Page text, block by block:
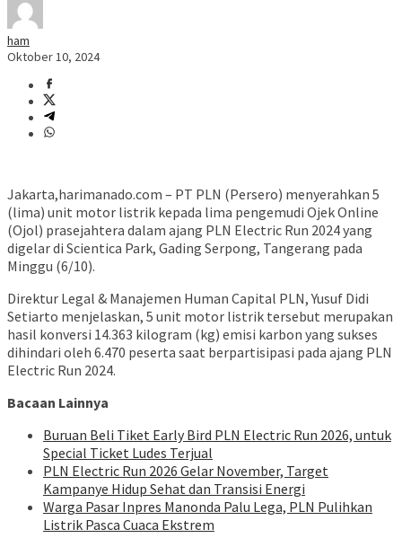
ham
Oktober 10, 2024
Jakarta,harimanado.com – PT PLN (Persero) menyerahkan 5
(lima) unit motor listrik kepada lima pengemudi Ojek Online
(Ojol) prasejahtera dalam ajang PLN Electric Run 2024 yang
digelar di Scientica Park, Gading Serpong, Tangerang pada
Minggu (6/10).
Direktur Legal & Manajemen Human Capital PLN, Yusuf Didi
Setiarto menjelaskan, 5 unit motor listrik tersebut merupakan
hasil konversi 14.363 kilogram (kg) emisi karbon yang sukses
dihindari oleh 6.470 peserta saat berpartisipasi pada ajang PLN
Electric Run 2024.
Bacaan Lainnya
Buruan Beli Tiket Early Bird PLN Electric Run 2026, untuk
Special Ticket Ludes Terjual
PLN Electric Run 2026 Gelar November, Target
Kampanye Hidup Sehat dan Transisi Energi
Warga Pasar Inpres Manonda Palu Lega, PLN Pulihkan
Listrik Pasca Cuaca Ekstrem